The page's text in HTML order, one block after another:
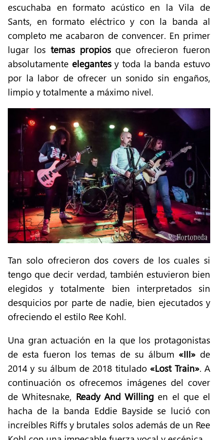
escuchaba en formato acústico en la Vila de
Sants, en formato eléctrico y con la banda al
completo me acabaron de convencer. En primer
lugar los temas propiosque ofrecieron fueron
absolutamente elegantesy toda la banda estuvo
por la labor de ofrecer un sonido sin engaños,
limpio y totalmente a máximo nivel.
Tan solo ofrecieron dos covers de los cuales si
tengo que decir verdad, también estuvieron bien
elegidos y totalmente bien interpretados sin
desquicios por parte de nadie, bien ejecutados y
ofreciendo el estilo Ree Kohl.
Una gran actuación en la que los protagonistas
de esta fueron los temas de su álbum «III»de
2014 y su álbum de 2018 titulado «Lost Train». A
continuación os ofrecemos imágenes del cover
de Whitesnake, Ready And Willing en el que el
hacha de la banda Eddie Bayside se lució con
increíbles Riffs y brutales solos además de un Ree